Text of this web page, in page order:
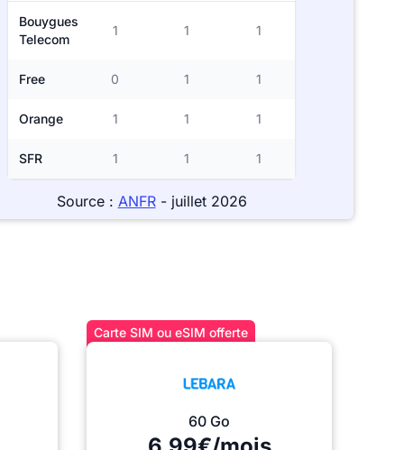
Bouygues
Telecom
1 1 1
Free 0 1 1
Orange 1 1 1
SFR 1 1 1
Source : ANFR- juillet 2026
Carte SIM ou eSIM offerte
60 Go